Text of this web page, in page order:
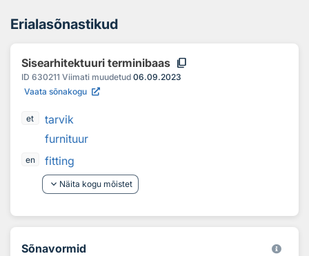
Erialasõnastikud
Sisearhitektuuri terminibaas content_copy
ID 630211 Viimati muudetud 06.09.2023
Vaata sõnakogu
et
tarvik
furnituur
en
fitting
keyboard_arrow_down Näita kogu mõistet
Sõnavormid